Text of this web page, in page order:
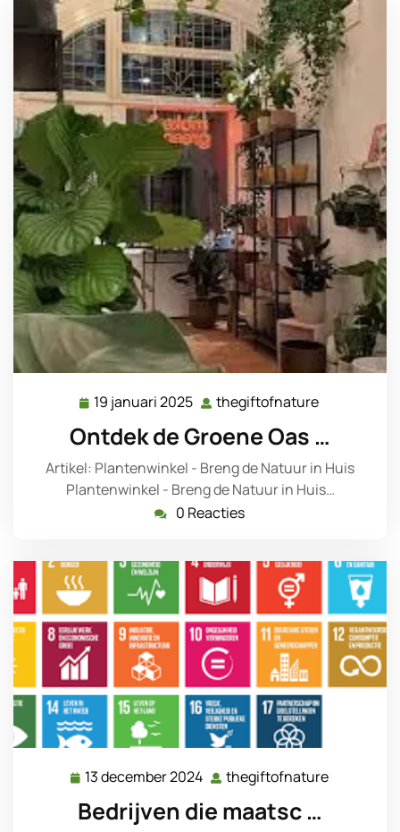
19 januari 2025 19
januari
2025
thegiftofnature
Ontdek de Groene Oas …
Artikel: Plantenwinkel - Breng de Natuur in Huis
Plantenwinkel - Breng de Natuur in Huis…
0 Reacties
13 december 2024 13
2024
thegiftofnature
Bedrijven die maatsc …